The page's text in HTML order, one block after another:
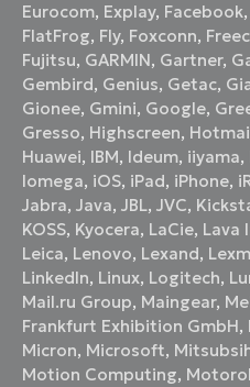
Eurocom, Explay, Facebook,
FlatFrog, Fly, Foxconn,
Fujitsu, GARMIN, Gartner,
Gembird, Genius, Getac,
Gionee, Gmini, Google,
Gresso, Highscreen,
Huawei, IBM, Ideum, iiyama,
Iomega, iOS, iPad, iPhone,
Jabra,Java,JBL,JVC,
KOSS, Kyocera, LaCie, Lava
Leica, Lenovo, Lexand,
LinkedIn, Linux, Logitech,
Mail.ru Group, Maingear,
Frankfurt Exhibition GmbH,
Micron, Microsoft,
Motion Computing,